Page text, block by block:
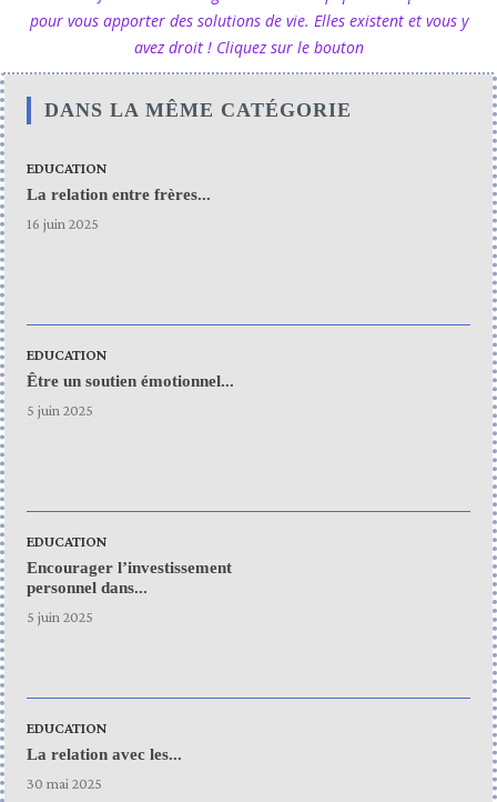
pour vous apporter des solutions de vie. Elles existent et vous y
avez droit ! Cliquez sur le bouton
DANS LA MÊME CATÉGORIE
EDUCATION
La relation entre frères...
16 juin 2025
EDUCATION
Être un soutien émotionnel...
5 juin 2025
EDUCATION
Encourager l’investissement
personnel dans...
5 juin 2025
EDUCATION
La relation avec les...
30 mai 2025